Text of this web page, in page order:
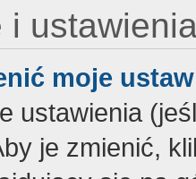
i
moje
ustawienia
je zmienić,